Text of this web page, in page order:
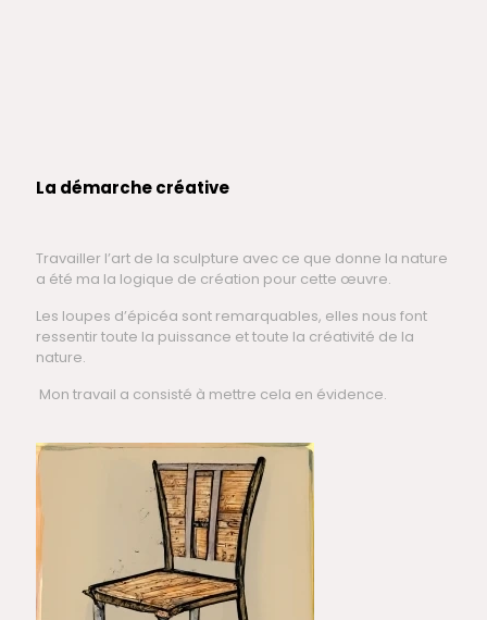
La démarche créative
Travailler l’art de la sculpture avec ce que donne la nature
a été ma la logique de création pour cette œuvre.
Les loupes d’épicéa sont remarquables, elles nous font
ressentir toute la puissance et toute la créativité de la
nature.
Mon travail a consisté à mettre cela en évidence.